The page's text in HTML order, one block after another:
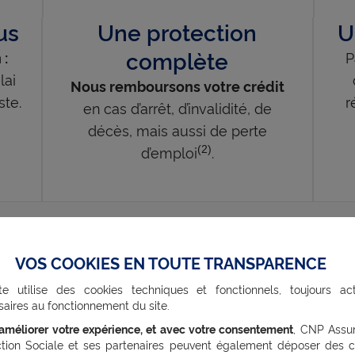
Une protection
complète
Nous remboursons votre crédit
en cas d’arrêt, d’invalidité, de
décès, mais aussi de perte
d’emploi(2).
évolue ! Economisez de
êtes libre de changer d’assurance emprunteur à tout
VOS COOKIES EN TOUTE TRANSPARENCE
utilise des cookies techniques et fonctionnels, toujours
au fonctionnement du site.
votre expérience, et avec votre consentement , CNP
Sociale et ses partenaires peuvent également déposer des